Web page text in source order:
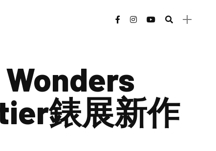
錶展新作